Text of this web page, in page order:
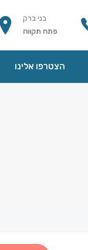
בני ברק
פתח תקווה
הצטרפו אלינו